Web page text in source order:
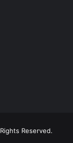
Reserved.